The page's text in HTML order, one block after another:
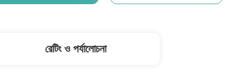
রেটিং ও পর্যালোচনা